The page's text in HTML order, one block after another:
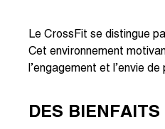
Le CrossFit se distingue
Cet environnement
l’engagement et l’envie
DES